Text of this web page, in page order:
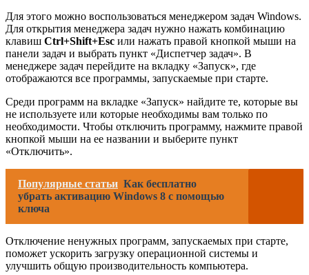
Для этого можно воспользоваться менеджером задач Windows.
Для открытия менеджера задач нужно нажать комбинацию
клавиш Ctrl+Shift+Esc или нажать правой кнопкой мыши на
панели задач и выбрать пункт «Диспетчер задач». В
менеджере задач перейдите на вкладку «Запуск», где
отображаются все программы, запускаемые при старте.
Среди программ на вкладке «Запуск» найдите те, которые вы
не используете или которые необходимы вам только по
необходимости. Чтобы отключить программу, нажмите правой
кнопкой мыши на ее названии и выберите пункт
«Отключить».
Популярные статьи Как бесплатно
убрать активацию Windows 8 с помощью
ключа
Отключение ненужных программ, запускаемых при старте,
поможет ускорить загрузку операционной системы и
улучшить общую производительность компьютера.